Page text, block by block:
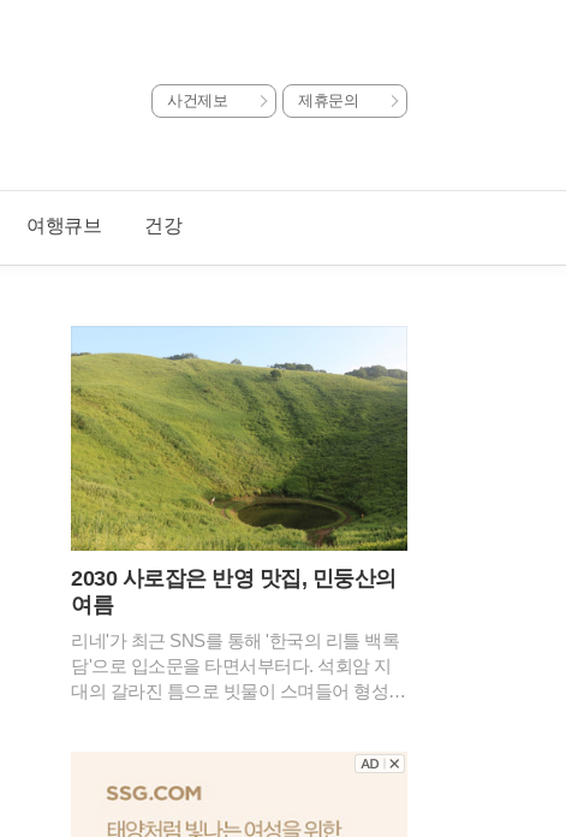
사건제보 제휴문의
여행큐브 건강
2030 사로잡은 반영 맛집, 민둥산의
여름
리네'가 최근 SNS를 통해 '한국의 리틀 백록
담'으로 입소문을 타면서부터다. 석회암 지
대의 갈라진 틈으로 빗물이 스며들어 형성된
름의 기록적인 폭염 속에서도 이곳은 섭씨 2
0도 안팎의 서늘한 기온을 유지하며 피서객
들에게 새로운 트레킹 성지로 급부상했다.민